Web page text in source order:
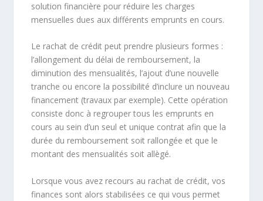
solution financière pour réduire les charges
mensuelles dues aux différents emprunts en cours.
Le rachat de crédit peut prendre plusieurs formes :
l’allongement du délai de remboursement, la
diminution des mensualités, l’ajout d’une nouvelle
tranche ou encore la possibilité d’inclure un nouveau
financement (travaux par exemple). Cette opération
consiste donc à regrouper tous les emprunts en
cours au sein d’un seul et unique contrat afin que la
durée du remboursement soit rallongée et que le
montant des mensualités soit allègé.
Lorsque vous avez recours au rachat de crédit, vos
finances sont alors stabilisées ce qui vous permet